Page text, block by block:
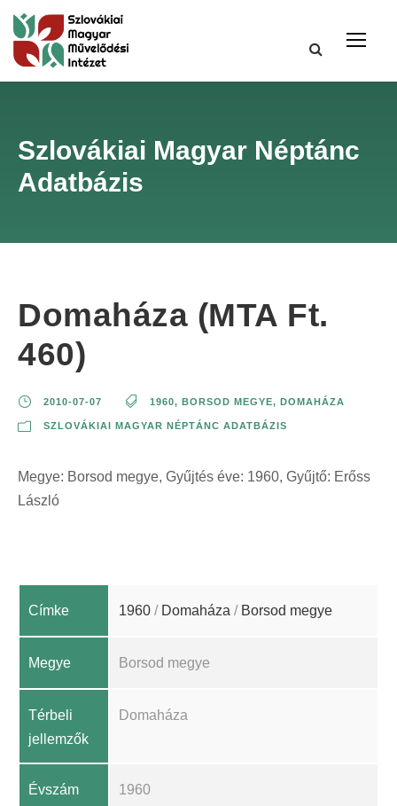
Szlovákiai Magyar Néptánc
Adatbázis
Domaháza (MTA Ft.
460)
2010-07-07 1960, BORSOD MEGYE, DOMAHÁZA
SZLOVÁKIAI MAGYAR NÉPTÁNC ADATBÁZIS
Megye: Borsod megye, Gyűjtés éve: 1960, Gyűjtő: Erőss
László
Címke 1960 / Domaháza / Borsod megye
Megye Borsod megye
Térbeli
jellemzők
Domaháza
Évszám 1960